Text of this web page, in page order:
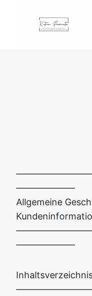
–––––––––––––
Allgemeine
–––––––––––––